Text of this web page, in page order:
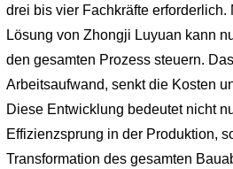
drei bis vier Fachkräfte erforderlich.
Lösung von Zhongji Luyuan kann
den gesamten Prozess steuern.
Arbeitsaufwand, senkt die Kosten
Diese Entwicklung bedeutet nicht
Effizienzsprung in der Produktion,
Transformation des gesamten